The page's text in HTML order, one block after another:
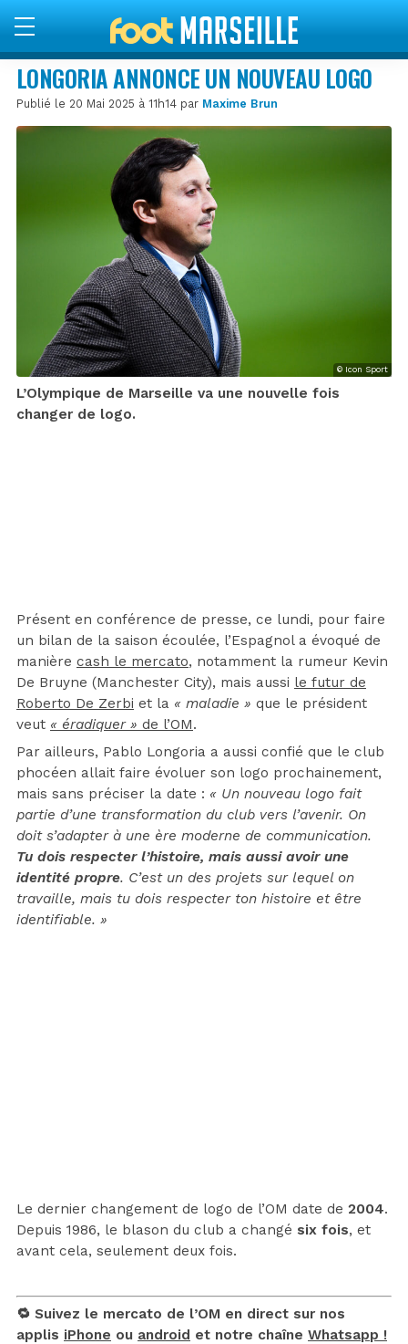
LONGORIA ANNONCE UN NOUVEAU LOGO
Publié le 20 Mai 2025 à 11h14 par Maxime Brun
© Icon Sport
L’Olympique de Marseille va une nouvelle fois
changer de logo.
Présent en conférence de presse, ce lundi, pour faire
un bilan de la saison écoulée, l’Espagnol a évoqué de
manière cash le mercato, notamment la rumeur Kevin
De Bruyne (Manchester City), mais aussi le futur de
Roberto De Zerbi et la « maladie » que le président
veut « éradiquer » de l’OM.
Par ailleurs, Pablo Longoria a aussi confié que le club
phocéen allait faire évoluer son logo prochainement,
mais sans préciser la date : « Un nouveau logo fait
partie d’une transformation du club vers l’avenir. On
doit s’adapter à une ère moderne de communication.
Tu dois respecter l’histoire, mais aussi avoir une
identité propre. C’est un des projets sur lequel on
travaille, mais tu dois respecter ton histoire et être
identifiable. »
Le dernier changement de logo de l’OM date de 2004.
Depuis 1986, le blason du club a changé six fois, et
avant cela, seulement deux fois.
🔁 Suivez le mercato de l’OM en direct sur nos
applis iPhone ou android et notre chaîne Whatsapp !